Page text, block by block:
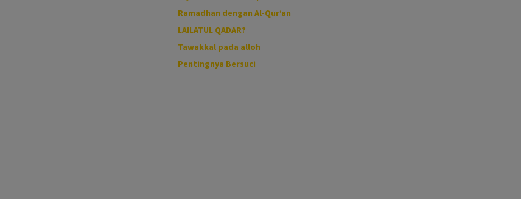
Ramadhan dengan Al-Qur’an
LAILATUL QADAR?
Tawakkal pada alloh
Pentingnya Bersuci